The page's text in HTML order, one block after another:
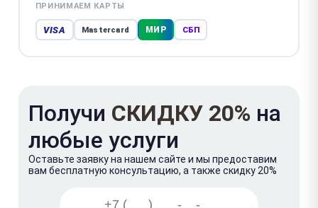
ПРИНИМАЕМ КАРТЫ
VISA Mastercard МИР СБП
Получи СКИДКУ 20% на
любые услуги
Оставьте заявку на нашем сайте и мы предоставим
вам бесплатную консультацию, а также скидку 20%